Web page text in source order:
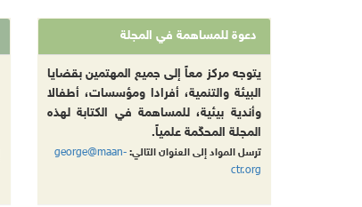
دعوة للمساهمة في المجلة
يتوجه مركز معاً إلى جميع المهتمين بقضايا
البيئة والتنمية، أفرادا ومؤسسات، أطفالا
وأندية بيئية، للمساهمة في الكتابة لهذه
المجلة المحكّمة علمياً.
ترسل المواد إلى العنوان التالي:george@maan-
ctr.org